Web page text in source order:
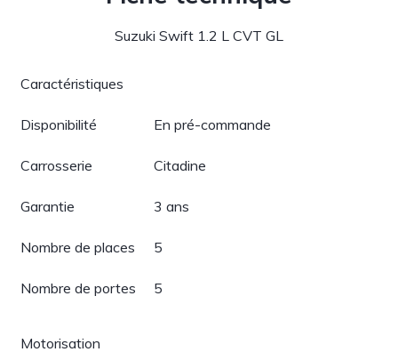
Suzuki Swift 1.2 L CVT GL
Caractéristiques
Disponibilité En pré-commande
Carrosserie Citadine
Garantie 3 ans
Nombre de places 5
Nombre de portes 5
Motorisation